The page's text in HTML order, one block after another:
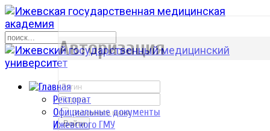
Ректорат
Официальные документы
Ижевского ГМУ
р
Авторизация
Запомнить меня
Войти